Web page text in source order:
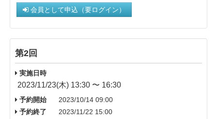
会員として申込（要ログイン）
第2回
実施日時
2023/11/23(木) 13:30 〜 16:30
予約開始
2023/10/14 09:00
予約終了
2023/11/22 15:00